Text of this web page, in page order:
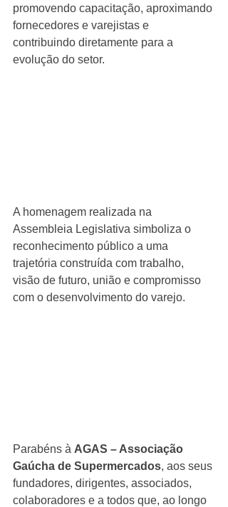
promovendo capacitação, aproximando
fornecedores e varejistas e
contribuindo diretamente para a
evolução do setor.
A homenagem realizada na
Assembleia Legislativa simboliza o
reconhecimento público a uma
trajetória construída com trabalho,
visão de futuro, união e compromisso
com o desenvolvimento do varejo.
Parabéns à AGAS – Associação
Gaúcha de Supermercados, aos seus
fundadores, dirigentes, associados,
colaboradores e a todos que, ao longo